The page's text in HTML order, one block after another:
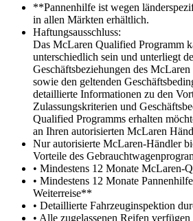
**Pannenhilfe ist wegen
in allen Märkten erhältlich.
Haftungsausschluss:
Das McLaren Qualified Programm
unterschiedlich sein und unterliegt
Geschäftsbeziehungen des
sowie den geltenden
detaillierte Informationen zu den
Zulassungskriterien und
Qualified Programms erhalten
an Ihren autorisierten McLaren
Nur autorisierte McLaren-Händler
Vorteile des
• Mindestens 12 Monate McLaren-
• Mindestens 12 Monate
Weiterreise**
• Detaillierte Fahrzeuginspektion
• Alle zugelassenen Reifen